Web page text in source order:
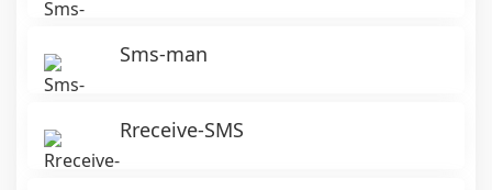
Sms-man
Rreceive-SMS